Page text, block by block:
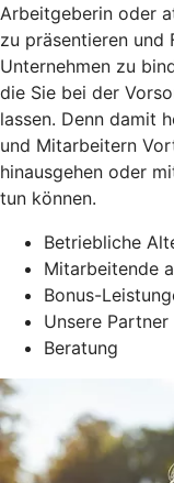
Arbeitgeberin oder
zu präsentieren und
Unternehmen zu
die Sie bei der
lassen. Denn damit
und Mitarbeitern
hinausgehen oder
tun können.
Betriebliche
Mitarbeitende
Bonus-
Unsere Partner
Beratung